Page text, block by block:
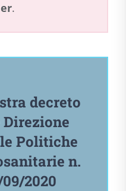
.
decreto
Politiche
n.
2020